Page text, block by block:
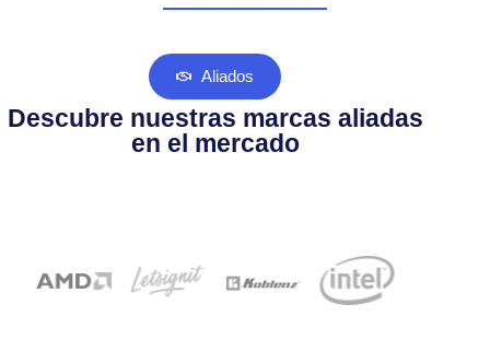
Aliados
Descubre nuestras marcas aliadas
en el mercado